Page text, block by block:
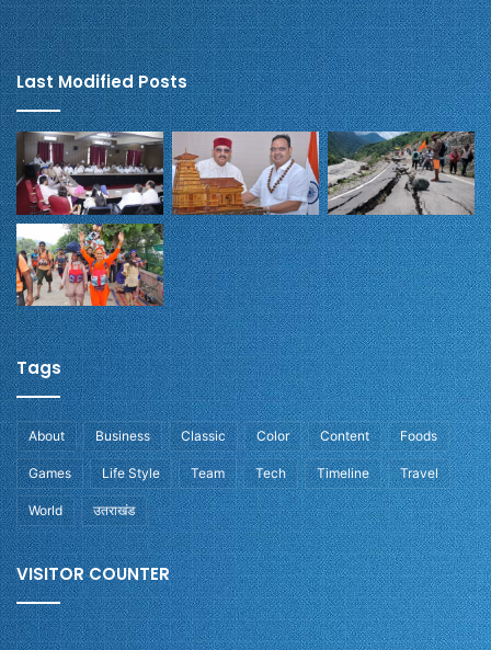
Last Modified Posts
Tags
About Business Classic Color Content Foods
Games Life Style Team Tech Timeline Travel
World उतराखंड
VISITOR COUNTER